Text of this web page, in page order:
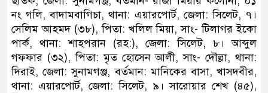
নং গলি, বাদামবাগিচা, থানা: এয়ারপোর্ট, জেলা: সিলেট, ৭।
সেলিম আহমদ (৩৮), পিতা: খলিল মিয়া, সাং- টিলাগর ইকো
পার্ক, থানা: শাহপরান (রহ:), জেলা: সিলেট, ৮। আব্দুল
গফফার (৩২), পিতা: মৃত হোসেন আলী, সাং- দৌল্লা, থানা:
দিরাই, জেলা: সুনামগঞ্জ, বর্তমান: মানিকের বাসা, খাসদবীর,
থানা: এয়ারপোর্ট, জেলা: সিলেট, ৯। সারোয়ার শেখ (৪৫),